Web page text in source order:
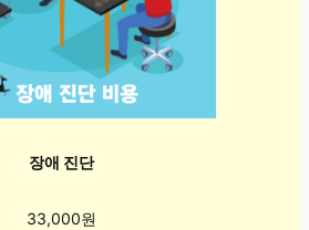
장애 진단
33,000원